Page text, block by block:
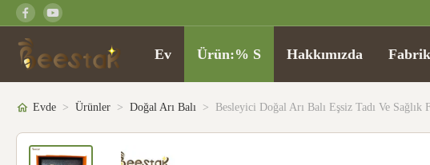
Ev Ürün:% S Hakkımızda
Evde > Ürünler > Doğal Arı Balı > Besleyici Doğal Arı Balı Eşsiz Tadı Ve